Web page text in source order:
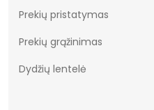
Prekių pristatymas
Prekių grąžinimas
Dydžių lentelė